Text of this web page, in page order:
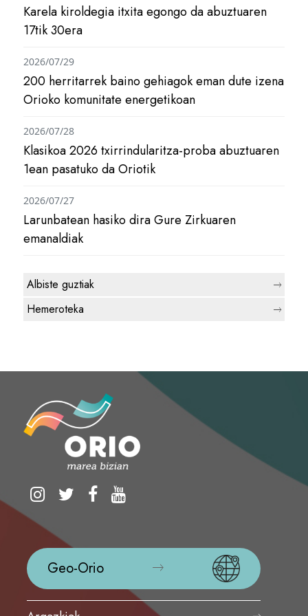
Karela kiroldegia itxita egongo da abuztuaren
17tik 30era
200 herritarrek baino gehiagok eman dute izena
Orioko komunitate energetikoan
2026/07/29
Klasikoa 2026 txirrindularitza-proba abuztuaren
1ean pasatuko da Oriotik
2026/07/28
Larunbatean hasiko dira Gure Zirkuaren
emanaldiak
2026/07/27
Albiste guztiak
Hemeroteka
Geo-Orio